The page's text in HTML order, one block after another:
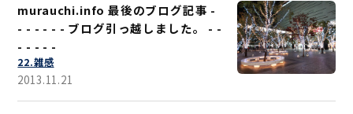
murauchi.info 最後のブログ記事 -
- - - - - - ブログ引っ越しました。 - -
- - - - -
22.雑感
2013.11.21